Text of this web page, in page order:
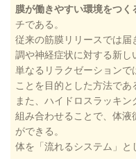
膜が働きやすい環境をつく
チである。
従来の筋膜リリースでは届
調や神経症状に対する新し
単なるリラクゼーションで
ことを目的とした方法であ
また、ハイドロスラッキ
組み合わせることで、体液
ができる。
体を「流れるシステム」と